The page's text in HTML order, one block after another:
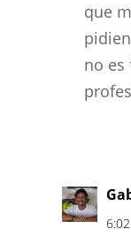
que
no es